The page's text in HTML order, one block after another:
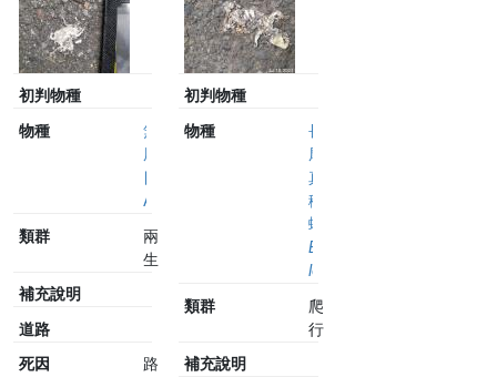
初判物種
物種
無
尾
目
Anura
類群
兩
生
補充說明
道路
死因
路
初判物種
物種
長
尾
真
稜
蜥
Eutropis
longicaudata
類群
爬
行
補充說明